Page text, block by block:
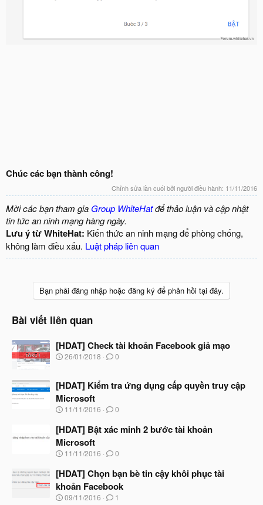
Chúc các bạn thành công!
Chỉnh sửa lần cuối bởi người điều hành: 11/11/2016
Mời các bạn tham gia Group WhiteHatđể thảo luận và cập nhật
tin tức an ninh mạng hàng ngày.
Lưu ý từ WhiteHat: Kiến thức an ninh mạng để phòng chống,
không làm điều xấu. Luật pháp liên quan
Bạn phải đăng nhập hoặc đăng ký để phản hồi tại đây.
Bài viết liên quan
[HDAT] Check tài khoản Facebook giả mạo
N
y
b
ắ
t
ầ
u
26/01/2018 0
[HDAT] Kiểm tra ứng dụng cấp quyền truy cập
Microsoft
N
à
b
ắ
đ
ầ
u
11/11/2016 0
[HDAT] Bật xác minh 2 bước tài khoản
Microsoft
N
à
b
ắ
11/11/2016 0
[HDAT] Chọn bạn bè tin cậy khôi phục tài
khoản Facebook
N
09/11/2016 1